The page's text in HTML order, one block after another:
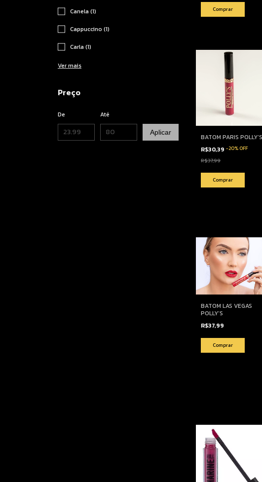
Canela (1)
Cappuccino (1)
Carla (1)
Ver mais
Preço
De Até
Aplicar
BATOM PARIS POLLY’S
R$30,39 -20%OFF
R$37,99
BATOM LAS VEGAS
POLLY’S
R$37,99